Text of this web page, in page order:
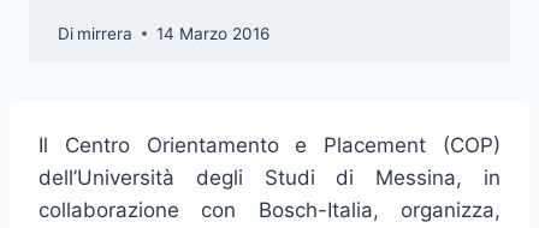
Di mirrera 14 Marzo 2016
Il Centro Orientamento e Placement (COP)
dell’Università degli Studi di Messina, in
collaborazione con Bosch-Italia, organizza,